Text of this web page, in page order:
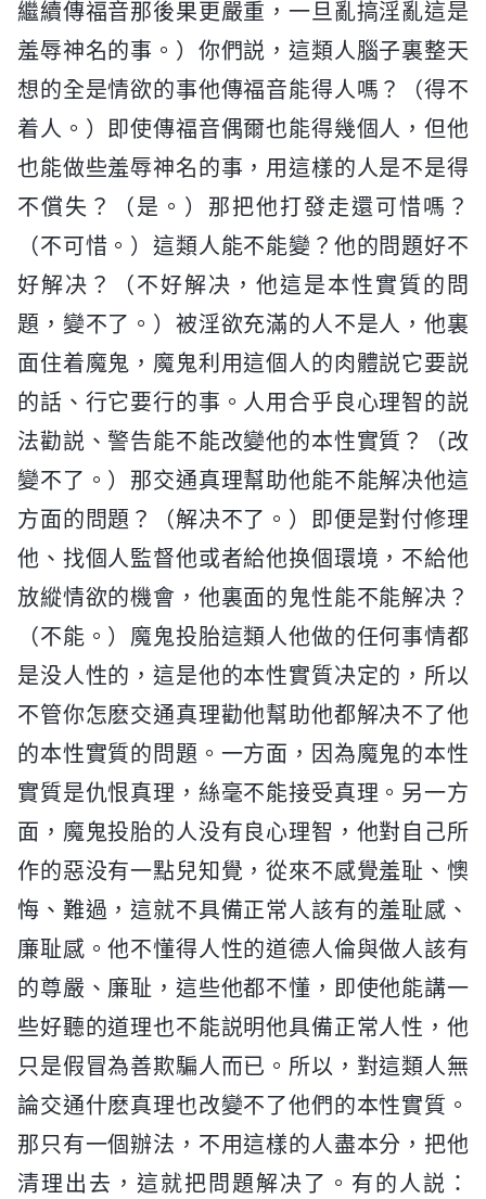
繼續傳福音那後果更嚴重，一旦亂搞淫亂這是
羞辱神名的事。）你們説，這類人腦子裏整天
想的全是情欲的事他傳福音能得人嗎？（得不
着人。）即使傳福音偶爾也能得幾個人，但他
也能做些羞辱神名的事，用這樣的人是不是得
不償失？（是。）那把他打發走還可惜嗎？
（不可惜。）這類人能不能變？他的問題好不
好解决？（不好解决，他這是本性實質的問
題，變不了。）被淫欲充滿的人不是人，他裏
面住着魔鬼，魔鬼利用這個人的肉體説它要説
的話、行它要行的事。人用合乎良心理智的説
法勸説、警告能不能改變他的本性實質？（改
變不了。）那交通真理幫助他能不能解决他這
方面的問題？（解决不了。）即便是對付修理
他、找個人監督他或者給他换個環境，不給他
放縱情欲的機會，他裏面的鬼性能不能解决？
（不能。）魔鬼投胎這類人他做的任何事情都
是没人性的，這是他的本性實質决定的，所以
不管你怎麽交通真理勸他幫助他都解决不了他
的本性實質的問題。一方面，因為魔鬼的本性
實質是仇恨真理，絲毫不能接受真理。另一方
面，魔鬼投胎的人没有良心理智，他對自己所
作的惡没有一點兒知覺，從來不感覺羞耻、懊
悔、難過，這就不具備正常人該有的羞耻感、
廉耻感。他不懂得人性的道德人倫與做人該有
的尊嚴、廉耻，這些他都不懂，即使他能講一
些好聽的道理也不能説明他具備正常人性，他
只是假冒為善欺騙人而已。所以，對這類人無
論交通什麽真理也改變不了他們的本性實質。
那只有一個辦法，不用這樣的人盡本分，把他
清理出去，這就把問題解决了。有的人説：